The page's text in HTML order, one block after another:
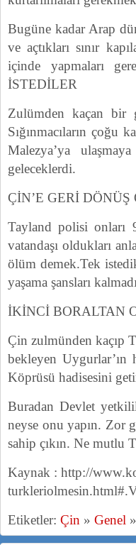
Bugüne kadar Arap
ve açtıkları sınır
içinde yapmaları
İSTEDİLER
Zulümden kaçan bir
Sığınmacıların çoğu
Malezya’ya
geleceklerdi.
ÇİN’E GERİ
Tayland polisi onları
vatandaşı oldukları
ölüm demek.Tek
yaşama şansları
İKİNCİ BORALTAN
Çin zulmünden kaçıp
bekleyen Uygurlar’ın
Köprüsü hadisesini
Buradan Devlet
neyse onu yapın. Zor
sahip çıkın. Ne mutlu
Kaynak : http://
Etiketler: Çin » Genel »